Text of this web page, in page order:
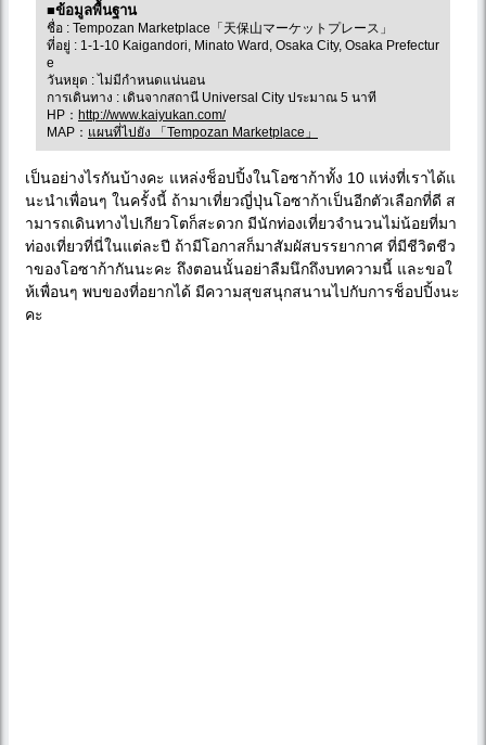
■ข้อมูลพื้นฐาน
ชื่อ : Tempozan Marketplace「天保山マーケットプレース」
ที่อยู่ : 1-1-10 Kaigandori, Minato Ward, Osaka City, Osaka Prefectur
e
วันหยุด : ไม่มีกำหนดแน่นอน
การเดินทาง : เดินจากสถานี Universal City ประมาณ 5 นาที
HP： http://www.kaiyukan.com/
MAP： แผนที่ไปยัง 「Tempozan Marketplace」
เป็นอย่างไรกันบ้างคะ แหล่งช็อปปิ้งในโอซาก้าทั้ง 10 แห่งที่เราได้แ
นะนำเพื่อนๆ ในครั้งนี้ ถ้ามาเที่ยวญี่ปุ่นโอซาก้าเป็นอีกตัวเลือกที่ดี ส
ามารถเดินทางไปเกียวโตก็สะดวก มีนักท่องเที่ยวจำนวนไม่น้อยที่มา
ท่องเที่ยวที่นี่ในแต่ละปี ถ้ามีโอกาสก็มาสัมผัสบรรยากาศ ที่มีชีวิตชีว
าของโอซาก้ากันนะคะ ถึงตอนนั้นอย่าลืมนึกถึงบทความนี้ และขอใ
ห้เพื่อนๆ พบของที่อยากได้ มีความสุขสนุกสนานไปกับการช็อปปิ้งนะ
คะ